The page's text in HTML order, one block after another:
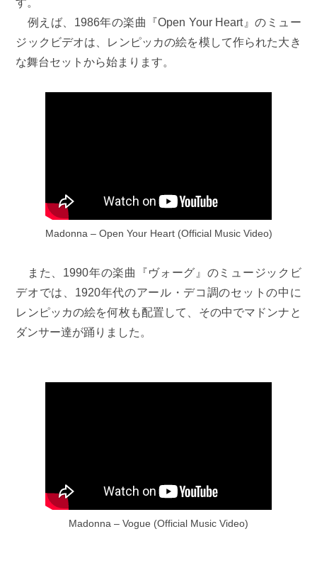
す。
例えば、1986年の楽曲『Open Your Heart』のミュー
ジックビデオは、レンピッカの絵を模して作られた大き
な舞台セットから始まります。
Madonna – Open Your Heart (Official Music Video)
また、1990年の楽曲『ヴォーグ』のミュージックビ
デオでは、1920年代のアール・デコ調のセットの中に
レンピッカの絵を何枚も配置して、その中でマドンナと
ダンサー達が踊りました。
Madonna – Vogue (Official Music Video)